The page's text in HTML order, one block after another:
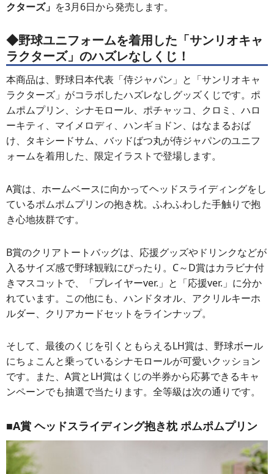
クターズ」 を3月6日から発売します。
◆野球ユニフォームを着用した「サンリオキャ
ラクターズ」のハズレなしくじ！
本商品は、野球日本代表「侍ジャパン」と「サンリオキャ
ラクターズ」がコラボしたハズレなしグッズくじです。ポ
ムポムプリン、シナモロール、ポチャッコ、クロミ、ハロ
ーキティ、マイメロディ、ハンギョドン、はなまるおば
け、タキシードサム、バッドばつ丸が侍ジャパンのユニフ
ォームを着用した、限定イラストで登場します。
A賞は、ホームベースに向かってヘッドスライディングをし
ているポムポムプリンの抱き枕。ふわふわした手触りで抱
き心地抜群です。
B賞のクリアトートバッグは、応援グッズやドリンクなどが
入るサイズ感で野球観戦にぴったり。C～D賞はカラビナ付
きマスコットで、「プレイヤーver.」と「応援ver.」に分か
れています。この他にも、ハンドタオル、アクリルキーホ
ルダー、クリアカードセットをラインナップ。
そして、最後のくじを引くともらえるLH賞は、野球ボール
にちょこんと乗っているシナモロールが可愛いクッション
です。また、A賞とLH賞はくじの半券から応募できるキャ
ンペーンでも抽選で当たります。全等級は次の通りです。
■A賞 ヘッドスライディング抱き枕 ポムポムプリン